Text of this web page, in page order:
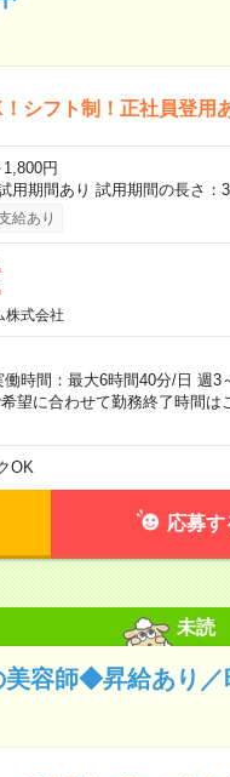
シフト制！正社員登用
円
用期間あり 試用期間の長さ
給あり
株式会社
働時間：最大6時間40分/日 週
望に合わせて勤務終了時間
OK
応募す
未読
容師◆昇給あり